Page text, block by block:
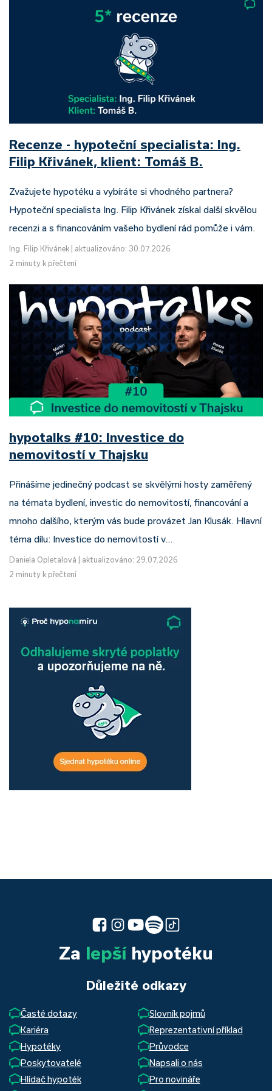
Recenze - hypoteční specialista: Ing.
Filip Křivánek, klient: Tomáš B.
Zvažujete hypotéku a vybíráte si vhodného partnera?
Hypoteční specialista Ing. Filip Křivánek získal další skvělou
recenzi a s financováním vašeho bydlení rád pomůže i vám.
Ing. Filip Křivánek
aktualizováno: 30.07.2026
2 minuty k přečtení
hypotalks #10: Investice do
nemovitostí v Thajsku
Přinášíme jedinečný podcast se skvělými hosty zaměřený
na témata bydlení, investic do nemovitostí, financování a
mnoho dalšího, kterým vás bude provázet Jan Klusák. Hlavní
téma dílu: Investice do nemovitostí v…
Daniela Opletalová
aktualizováno: 29.07.2026
2 minuty k přečtení
Za lepšíhypotéku
Důležité odkazy
Časté dotazy
Slovník pojmů
Kariéra
Reprezentativní příklad
Hypotéky
Průvodce
Poskytovatelé
Napsali o nás
Hlídač hypoték
Pro novináře